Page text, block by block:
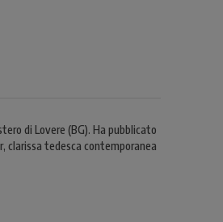
di Lovere (BG). Ha pubblicato
clarissa tedesca contemporanea